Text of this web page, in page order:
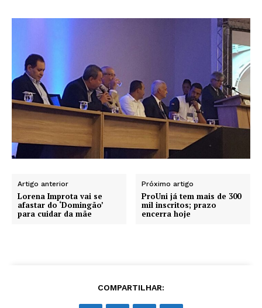
Artigo anterior
Lorena Improta vai se
afastar do ‘Domingão’
para cuidar da mãe
Próximo artigo
ProUni já tem mais de 300
mil inscritos; prazo
encerra hoje
COMPARTILHAR: